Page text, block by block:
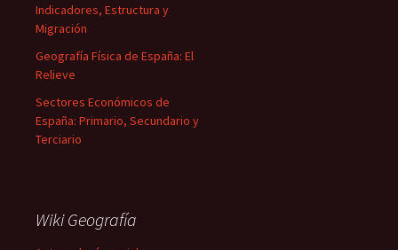
Indicadores, Estructura y
Migración
Geografía Física de España: El
Relieve
Sectores Económicos de
España: Primario, Secundario y
Terciario
Wiki Geografía